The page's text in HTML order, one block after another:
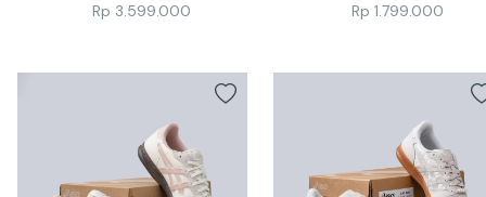
Rp 3.599.000
Rp 1.799.000